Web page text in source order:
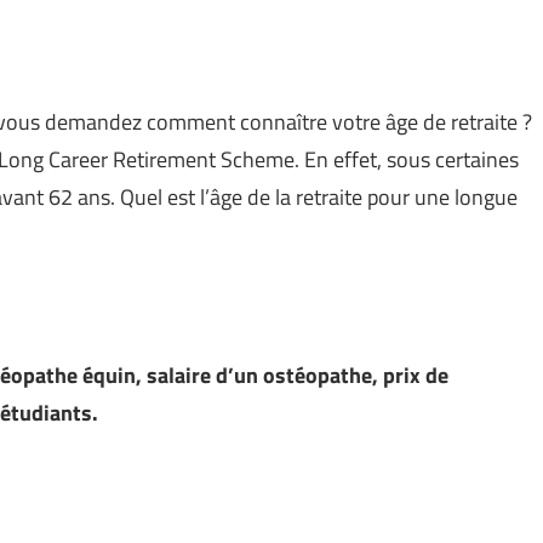
demandez comment connaître votre âge de retraite ?
Career Retirement Scheme. En effet, sous certaines
62 ans. Quel est l’âge de la retraite pour une longue
équin, salaire d’un ostéopathe, prix de